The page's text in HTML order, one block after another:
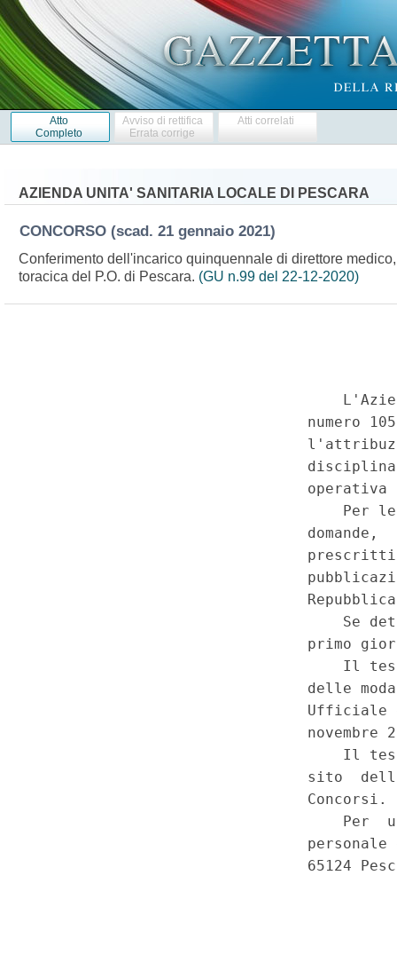
Atto
Completo
Avviso di rettifica
Errata corrige
Atti correlati
AZIENDA UNITA' SANITARIA LOCALE DI PESCARA
CONCORSO (scad. 21 gennaio 2021)
Conferimento dell'incarico quinquennale di direttore
toracica del P.O. di Pescara. (GU n.99 del 22-12-2020)